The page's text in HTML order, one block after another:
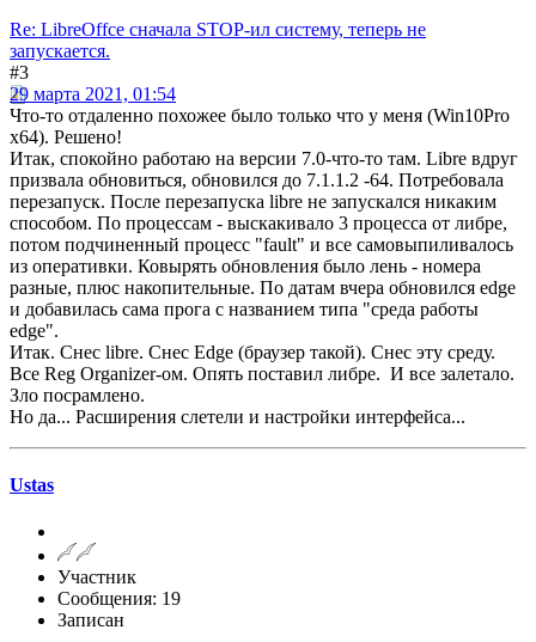
Re: LibreOffce сначала STOP-ил систему, теперь не
запускается.
#3
29 марта 2021, 01:54
Что-то отдаленно похожее было только что у меня (Win10Pro
x64). Решено!
Итак, спокойно работаю на версии 7.0-что-то там. Libre вдруг
призвала обновиться, обновился до 7.1.1.2 -64. Потребовала
перезапуск. После перезапуска libre не запускался никаким
способом. По процессам - выскакивало 3 процесса от либре,
потом подчиненный процесс "fault" и все самовыпиливалось
из оперативки. Ковырять обновления было лень - номера
разные, плюс накопительные. По датам вчера обновился edge
и добавилась сама прога с названием типа "среда работы
edge".
Итак. Снес libre. Снес Edge (браузер такой). Снес эту среду.
Все Reg Organizer-ом. Опять поставил либре. И все залетало.
Зло посрамлено.
Но да... Расширения слетели и настройки интерфейса...
Ustas
Участник
Сообщения: 19
Записан